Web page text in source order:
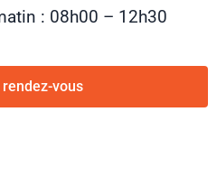
: 08h00 – 12h30
vous